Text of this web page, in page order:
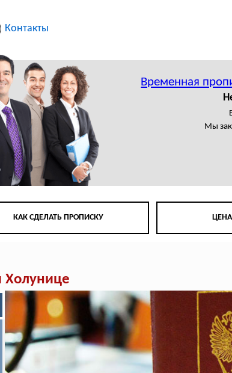
Контакты
Временная
Мы
КАК СДЕЛАТЬ ПРОПИСКУ
Холунице